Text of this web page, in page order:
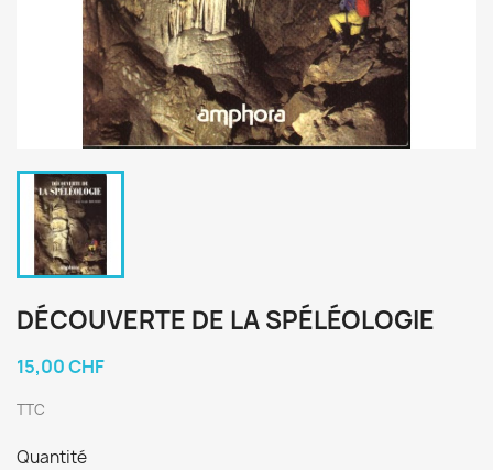
DÉCOUVERTE DE LA SPÉLÉOLOGIE
15,00 CHF
TTC
Quantité